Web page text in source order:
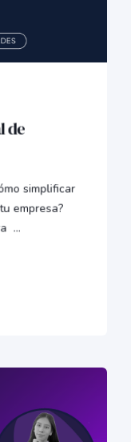
de
simplificar
empresa?
...